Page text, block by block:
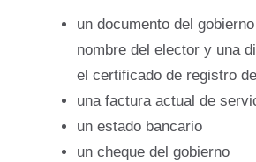
un documento del
nombre del elector y una
el certificado de registro
una factura actual de
un estado bancario
un cheque del gobierno